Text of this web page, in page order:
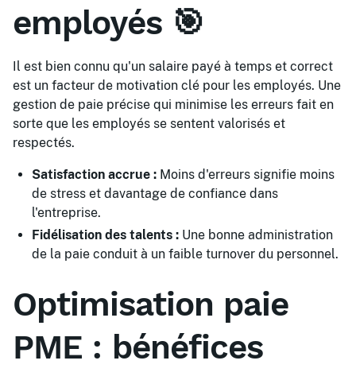
employés 🎯
Il est bien connu qu'un salaire payé à temps et correct
est un facteur de motivation clé pour les employés. Une
gestion de paie précise qui minimise les erreurs fait en
sorte que les employés se sentent valorisés et
respectés.
Satisfaction accrue : Moins d'erreurs signifie moins
de stress et davantage de confiance dans
l'entreprise.
Fidélisation des talents : Une bonne administration
de la paie conduit à un faible turnover du personnel.
Optimisation paie
PME : bénéfices